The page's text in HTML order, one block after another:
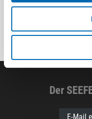
Der
E-Mail